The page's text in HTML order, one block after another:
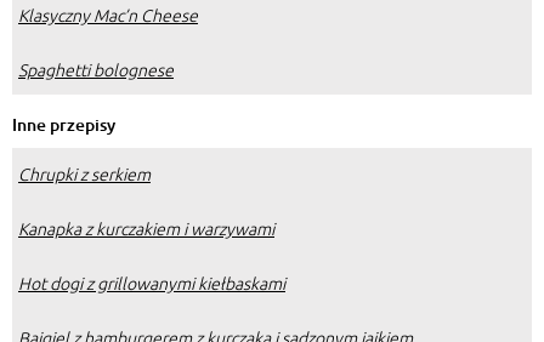
Klasyczny Mac’n Cheese
Spaghetti bolognese
Inne przepisy
Chrupki z serkiem
Kanapka z kurczakiem i warzywami
Hot dogi z grillowanymi kiełbaskami
Bajgiel z hamburgerem z kurczaka i sadzonym jajkiem